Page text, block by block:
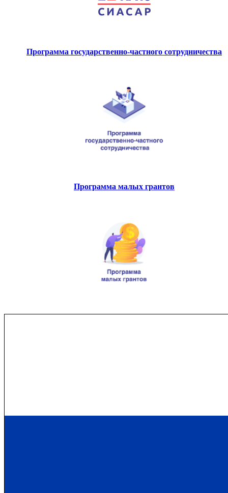
Программа государственно-частного сотрудничества
Программа малых грантов